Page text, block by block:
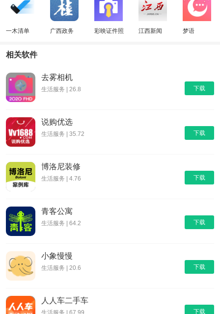
一木清单 广西政务 彩映证件照 江西新闻 梦语
相关软件
下载
去雾相机
生活服务 | 26.8
下载
说购优选
生活服务 | 35.72
下载
博洛尼装修
生活服务 | 4.76
下载
青客公寓
生活服务 | 64.2
下载
小象慢慢
生活服务 | 20.6
下载
人人车二手车